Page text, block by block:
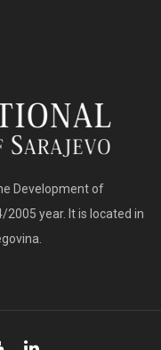
Development of
year. It is located in